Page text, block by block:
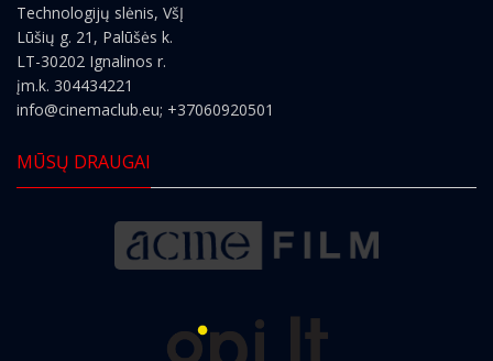
Technologijų slėnis, VšĮ
Lūšių g. 21, Palūšės k.
LT-30202 Ignalinos r.
įm.k. 304434221
info@cinemaclub.eu; +37060920501
MŪSŲ DRAUGAI